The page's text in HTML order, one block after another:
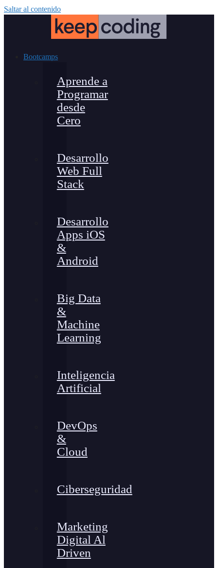
Saltar al contenido
Bootcamps
Aprende a
Programar
desde
Cero
Desarrollo
Web Full
Stack
Desarrollo
Apps iOS
&
Android
Big Data
&
Machine
Learning
Inteligencia
Artificial
DevOps
&
Cloud
Ciberseguridad
Marketing
Digital Al
Driven